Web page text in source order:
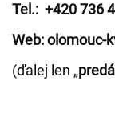
Tel.: +420 736
Web: olomouc-
(ďalej len „